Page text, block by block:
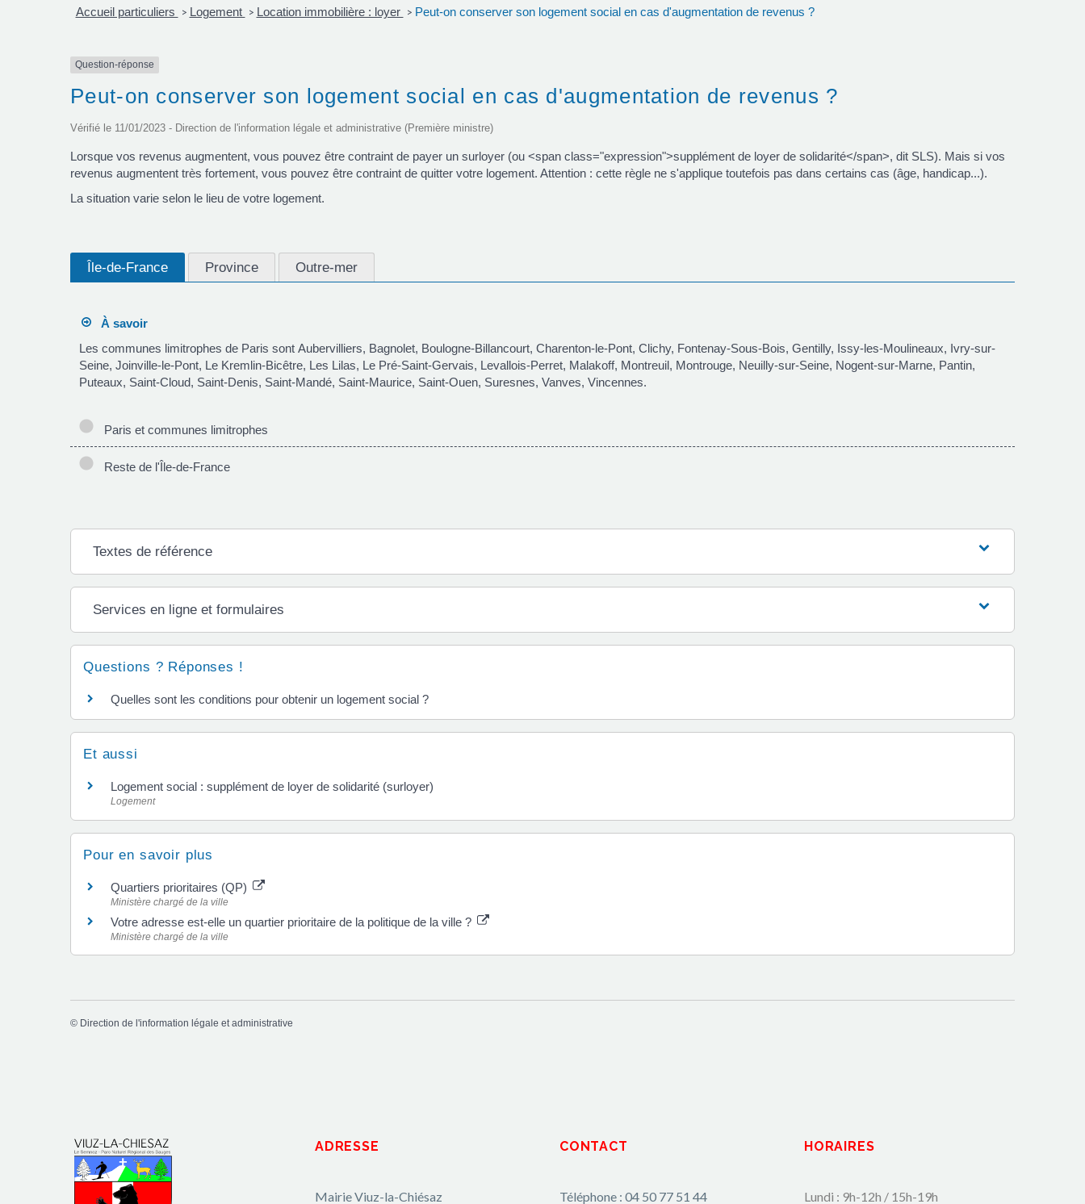
Accueil particuliers > Logement > Location immobilière : loyer > Peut-on conserver son logement social en cas d'augmentation de revenus ?
Question-réponse
Peut-on conserver son logement social en cas d'augmentation de revenus ?
Vérifié le 11/01/2023 - Direction de l'information légale et administrative (Première ministre)
Lorsque vos revenus augmentent, vous pouvez être contraint de payer un surloyer (ou <span class="expression">supplément de loyer de solidarité</span>, dit SLS). Mais si vos
revenus augmentent très fortement, vous pouvez être contraint de quitter votre logement. Attention : cette règle ne s'applique toutefois pas dans certains cas (âge, handicap...).
La situation varie selon le lieu de votre logement.
Île-de-France Province Outre-mer
À savoir
Les communes limitrophes de Paris sont Aubervilliers, Bagnolet, Boulogne-Billancourt, Charenton-le-Pont, Clichy, Fontenay-Sous-Bois, Gentilly, Issy-les-Moulineaux, Ivry-sur-
Seine, Joinville-le-Pont, Le Kremlin-Bicêtre, Les Lilas, Le Pré-Saint-Gervais, Levallois-Perret, Malakoff, Montreuil, Montrouge, Neuilly-sur-Seine, Nogent-sur-Marne, Pantin,
Puteaux, Saint-Cloud, Saint-Denis, Saint-Mandé, Saint-Maurice, Saint-Ouen, Suresnes, Vanves, Vincennes.
Paris et communes limitrophes
Reste de l'Île-de-France
Textes de référence
Services en ligne et formulaires
Questions ? Réponses !
Quelles sont les conditions pour obtenir un logement social ?
Et aussi
Logement social : supplément de loyer de solidarité (surloyer)
Logement
Pour en savoir plus
Quartiers prioritaires (QP)
Ministère chargé de la ville
Votre adresse est-elle un quartier prioritaire de la politique de la ville ?
Ministère chargé de la ville
© Direction de l'information légale et administrative
ADRESSE
Mairie Viuz-la-Chiésaz
CONTACT
Téléphone : 04 50 77 51 44
HORAIRES
Lundi : 9h-12h / 15h-19h